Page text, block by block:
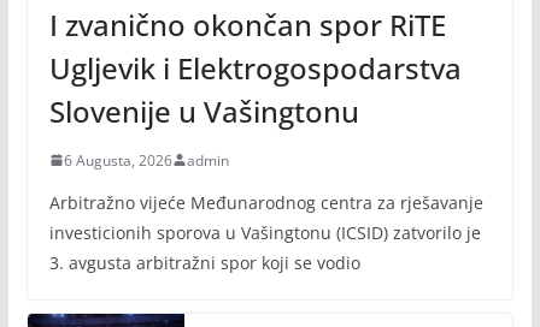
I zvanično okončan spor RiTE
Ugljevik i Elektrogospodarstva
Slovenije u Vašingtonu
6 Augusta, 2026 admin
Arbitražno vijeće Međunarodnog centra za rješavanje
investicionih sporova u Vašingtonu (ICSID) zatvorilo je
3. avgusta arbitražni spor koji se vodio